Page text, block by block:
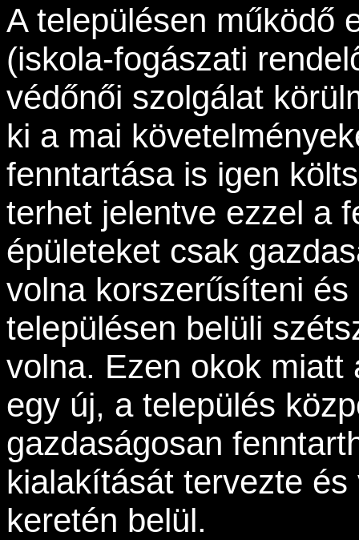
A településen működő
(iskola-fogászati
védőnői szolgálat
ki a mai
fenntartása is igen
terhet jelentve ezzel a
épületeket csak
volna korszerűsíteni
településen belüli
volna. Ezen okok miatt
egy új, a település
gazdaságosan
kialakítását tervezte
keretén belül.